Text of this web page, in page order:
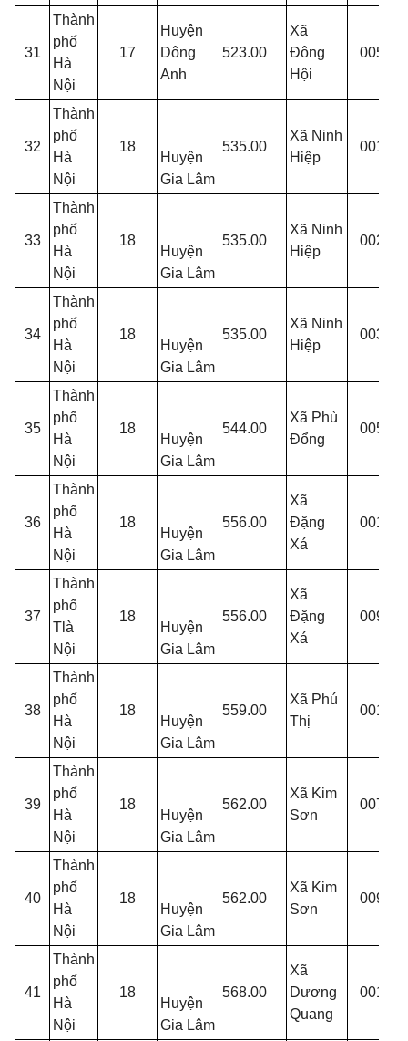
31
Thành
phố
Hà
Nội
17
Huyện
Dông
Anh
523.00
Xã
Đông
Hội
005
32
Thành
phố
Hà
Nội
18
Huyện
Gia Lâm
535.00
Xã Ninh
Hiệp
001
33
Thành
phố
Hà
Nội
18
Huyện
Gia Lâm
535.00
Xã Ninh
Hiệp
002
34
Thành
phố
Hà
Nội
18
Huyện
Gia Lâm
535.00
Xã Ninh
Hiệp
003
35
Thành
phố
Hà
Nội
18
Huyện
Gia Lâm
544.00
Xã Phù
Đổng
005
36
Thành
phố
Hà
Nội
18
Huyện
Gia Lâm
556.00
Xã
Đặng
Xá
001
37
Thành
phố
Tlà
Nội
18
Huyện
Gia Lâm
556.00
Xã
Đặng
Xá
009
38
Thành
phố
Hà
Nội
18
Huyện
Gia Lâm
559.00
Xã Phú
Thị
001
39
Thành
phố
Hà
Nội
18
Huyện
Gia Lâm
562.00
Xã Kim
Sơn
007
40
Thành
phố
Hà
Nội
18
Huyện
Gia Lâm
562.00
Xã Kim
Sơn
009
41
Thành
phố
Hà
Nội
18
Huyện
Gia Lâm
568.00
Xã
Dương
Quang
001